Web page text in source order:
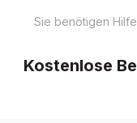
Sie benötigen
Kostenlose